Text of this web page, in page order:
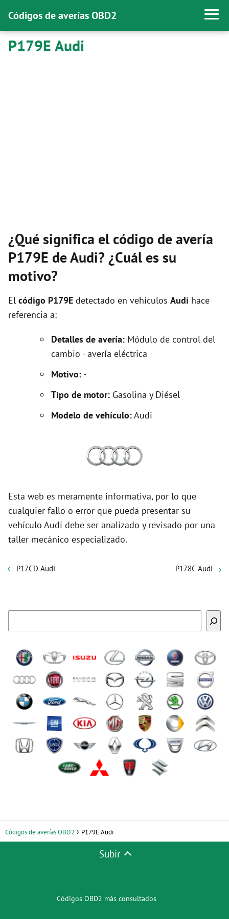
Códigos de averías OBD2
P179E Audi
¿Qué significa el código de avería
P179E de Audi? ¿Cuál es su
motivo?
El código P179E detectado en vehículos Audi hace
referencia a:
Detalles de avería: Módulo de control del
cambio - avería eléctrica
Motivo: -
Tipo de motor: Gasolina y Diésel
Modelo de vehículo:Audi
Esta web es meramente informativa, por lo que
cualquier fallo o error que pueda presentar su
vehículo Audi debe ser analizado y revisado por una
taller mecánico especializado.
P17CD Audi P178C Audi
Códigos de averías OBD2 P179E Audi
Subir
Códigos OBD2 más consultados